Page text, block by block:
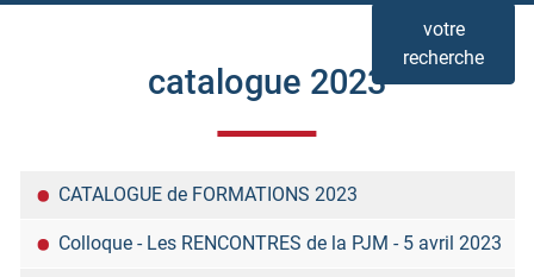
votre
recherche
catalogue 2023
TitreCATALOGUE de FORMATIONS 2023
Colloque - Les RENCONTRES de la PJM - 5 avril 2023